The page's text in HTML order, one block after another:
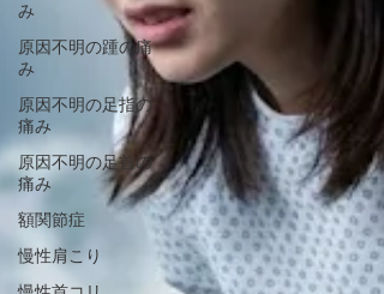
み
原因不明の踵の痛
み
原因不明の足指の
痛み
原因不明の足首の
痛み
額関節症
慢性肩こり